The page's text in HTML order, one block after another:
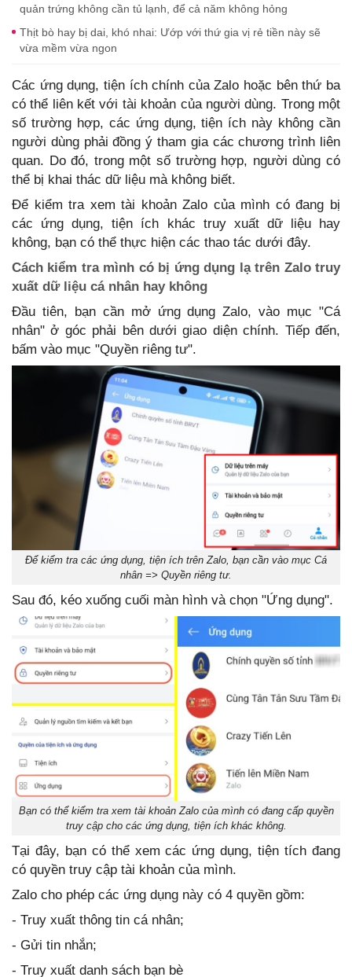
quản trứng không cần tủ lạnh, để cả năm không hỏng
Thịt bò hay bị dai, khó nhai: Ướp với thứ gia vị rẻ tiền này sẽ
vừa mềm vừa ngon
Các ứng dụng, tiện ích chính của Zalo hoặc bên thứ ba
có thể liên kết với tài khoản của người dùng. Trong một
số trường hợp, các ứng dụng, tiện ích này không cần
người dùng phải đồng ý tham gia các chương trình liên
quan. Do đó, trong một số trường hợp, người dùng có
thể bị khai thác dữ liệu mà không biết.
Để kiểm tra xem tài khoản Zalo của mình có đang bị
các ứng dụng, tiện ích khác truy xuất dữ liệu hay
không, bạn có thể thực hiện các thao tác dưới đây.
Cách kiểm tra mình có bị ứng dụng lạ trên Zalo truy
xuất dữ liệu cá nhân hay không
Đầu tiên, bạn cần mở ứng dụng Zalo, vào mục "Cá
nhân" ở góc phải bên dưới giao diện chính. Tiếp đến,
bấm vào mục "Quyền riêng tư".
Để kiểm tra các ứng dụng, tiện ích trên Zalo, bạn cần vào mục Cá
nhân => Quyền riêng tư.
Sau đó, kéo xuống cuối màn hình và chọn "Ứng dụng".
Bạn có thể kiểm tra xem tài khoản Zalo của mình có đang cấp quyền
truy cập cho các ứng dụng, tiện ích khác không.
Tại đây, bạn có thể xem các ứng dụng, tiện tích đang
có quyền truy cập tài khoản của mình.
Zalo cho phép các ứng dụng này có 4 quyền gồm:
- Truy xuất thông tin cá nhân;
- Gửi tin nhắn;
- Truy xuất danh sách bạn bè